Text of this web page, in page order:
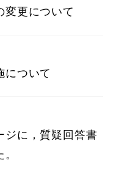
変更について
について
ジに，質疑回答書